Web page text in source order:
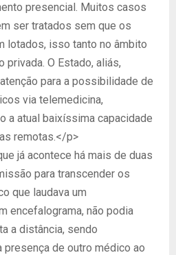
presencial. Muitos casos
ser tratados sem que os
lotados, isso tanto no âmbito
privada. O Estado, aliás,
para a possibilidade de
via telemedicina,
a atual baixíssima capacidade
remotas.</p>
já acontece há mais de duas
para transcender os
que laudava um
encefalograma, não podia
a distância, sendo
presença de outro médico ao